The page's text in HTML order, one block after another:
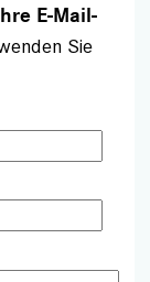
E-Mail-
Sie